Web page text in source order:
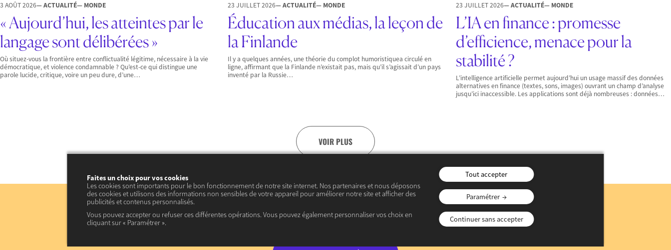
3 AOÛT 2026— ACTUALITÉ— MONDE
« Aujourd’hui, les atteintes par le
langage sont délibérées »
Où situez-vous la frontière entre conflictualité légitime, nécessaire à la vie
démocratique, et violence condamnable ? Qu’est-ce qui distingue une
parole lucide, critique, voire un peu dure, d’une…
23 JUILLET 2026— ACTUALITÉ— MONDE
Éducation aux médias, la leçon de
la Finlande
Il y a quelques années, une théorie du complot humoristiquea circulé en
ligne, affirmant que la Finlande n’existait pas, mais qu’il s’agissait d’un pays
inventé par la Russie…
23 JUILLET 2026— ACTUALITÉ— MONDE
L’IA en finance : promesse
d’efficience, menace pour la
stabilité ?
L’intelligence artificielle permet aujourd’hui un usage massif des données
alternatives en finance (textes, sons, images) ouvrant un champ d’analyse
jusqu’ici inaccessible. Les applications sont déjà nombreuses : données…
VOIR PLUS
Abonnez-vous
à notre lettre d’information
Faites un choix pour vos cookies
Les cookies sont importants pour le bon fonctionnement de notre site internet. Nos partenaires et nous déposons
des cookies et utilisons des informations non sensibles de votre appareil pour améliorer notre site et afficher des
publicités et contenus personnalisés.
Vous pouvez accepter ou refuser ces différentes opérations. Vous pouvez également personnaliser vos choix en
cliquant sur « Paramétrer ».
Tout accepter
Paramétrer
Continuer sans accepter